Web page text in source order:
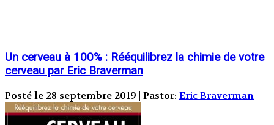
Un cerveau à 100% : Rééquilibrez la chimie de votre
cerveau par Eric Braverman
Posté le 28 septembre 2019 | Pastor: Eric Braverman